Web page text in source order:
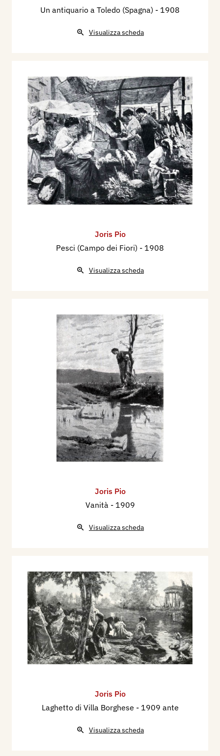
Un antiquario a Toledo (Spagna) - 1908
Visualizza scheda
Joris Pio
Pesci (Campo dei Fiori) - 1908
Visualizza scheda
Joris Pio
Vanità - 1909
Visualizza scheda
Joris Pio
Laghetto di Villa Borghese - 1909 ante
Visualizza scheda